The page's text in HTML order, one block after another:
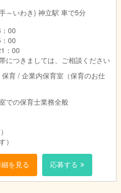
～いわき) 神立駅 車で5分
00
00
：00
につきましては、ご相談ください
育 / 企業内保育室（保育のお仕
での保育士業務全般
）
を見る 応募する